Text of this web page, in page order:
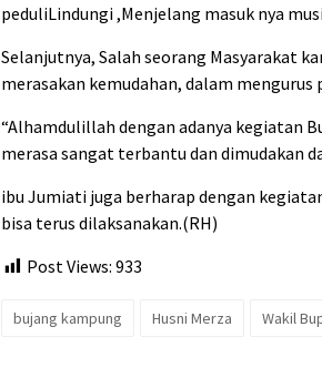
peduliLindungi ,Menjelang masuk nya
Selanjutnya, Salah seorang Masyarakat
merasakan kemudahan, dalam mengurus
“Alhamdulillah dengan adanya kegiatan
merasa sangat terbantu dan dimudakan
ibu Jumiati juga berharap dengan
bisa terus dilaksanakan.(RH)
Post Views: 933
bujang kampung Husni Merza Wakil